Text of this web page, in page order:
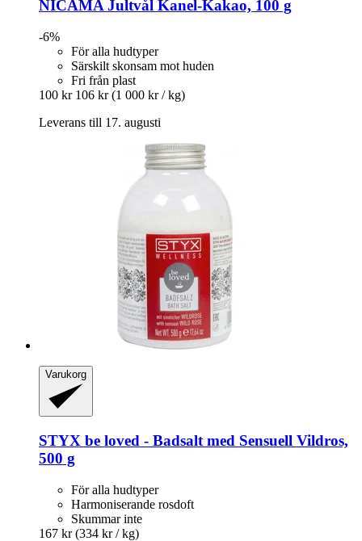
NICAMA Jultvål Kanel-​Kakao, 100 g
-6%
För alla hudtyper
Särskilt skonsam mot huden
Fri från plast
100 kr 106 kr (1 000 kr / kg)
Leverans till 17. augusti
Varukorg
STYX be loved -​ Badsalt med Sensuell Vildros,
500 g
För alla hudtyper
Harmoniserande rosdoft
Skummar inte
167 kr (334 kr / kg)